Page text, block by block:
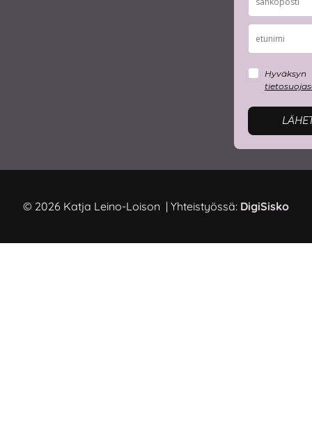
Hyväksyn
© 2026 Katja Leino-Loison | Yhteistyössä: DigiSisko